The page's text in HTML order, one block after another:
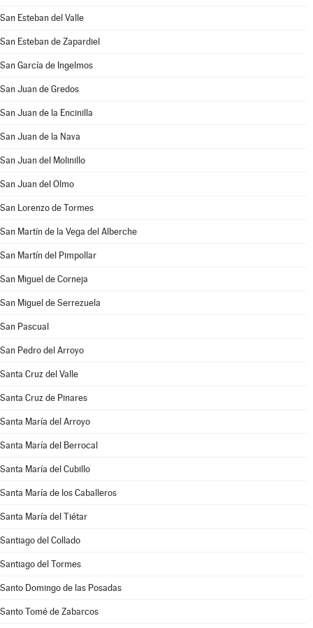
San Esteban del Valle
San Esteban de Zapardiel
San García de Ingelmos
San Juan de Gredos
San Juan de la Encinilla
San Juan de la Nava
San Juan del Molinillo
San Juan del Olmo
San Lorenzo de Tormes
San Martín de la Vega del Alberche
San Martín del Pimpollar
San Miguel de Corneja
San Miguel de Serrezuela
San Pascual
San Pedro del Arroyo
Santa Cruz del Valle
Santa Cruz de Pinares
Santa María del Arroyo
Santa María del Berrocal
Santa María del Cubillo
Santa María de los Caballeros
Santa María del Tiétar
Santiago del Collado
Santiago del Tormes
Santo Domingo de las Posadas
Santo Tomé de Zabarcos